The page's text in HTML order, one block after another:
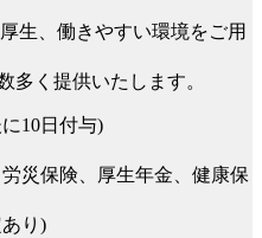
生、働きやすい環境をご用
多く提供いたします。
10日付与)
災保険、厚生年金、健康保
り)